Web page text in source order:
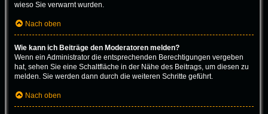
wieso Sie verwarnt wurden.
Nach oben
Wie kann ich Beiträge den Moderatoren melden?
Wenn ein Administrator die entsprechenden Berechtigungen vergeben
hat, sehen Sie eine Schaltfläche in der Nähe des Beitrags, um diesen zu
melden. Sie werden dann durch die weiteren Schritte geführt.
Nach oben